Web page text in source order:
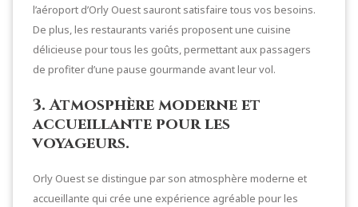
l’aéroport d’Orly Ouest sauront satisfaire tous vos besoins.
De plus, les restaurants variés proposent une cuisine
délicieuse pour tous les goûts, permettant aux passagers
de profiter d’une pause gourmande avant leur vol.
3. Atmosphère moderne et
accueillante pour les
voyageurs.
Orly Ouest se distingue par son atmosphère moderne et
accueillante qui crée une expérience agréable pour les